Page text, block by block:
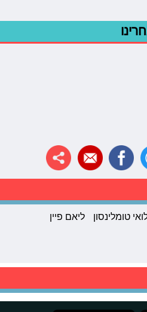
טומלינסון
ליאם פיין